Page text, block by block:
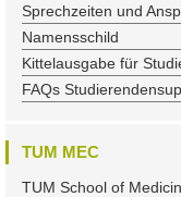
Sprechzeiten und
Namensschild
Kittelausgabe für
FAQs
TUM MEC
TUM School of